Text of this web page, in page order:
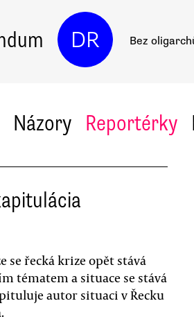
DR Bez
Názory Reportérky
se řecká krize opět stává
tématem a situace se stává
autor situaci v Řecku